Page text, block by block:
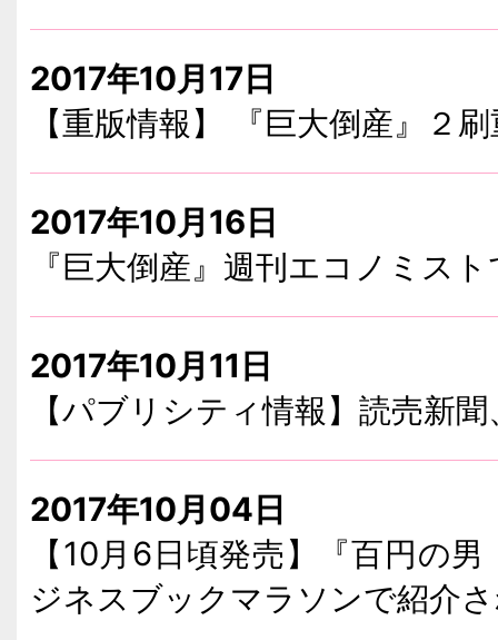
2017年10月17日
【重版情報】 『巨大倒産』２
2017年10月16日
『巨大倒産』週刊エコノミス
2017年10月11日
【パブリシティ情報】読売新
2017年10月04日
【10月6日頃発売】『百円の
ジネスブックマラソンで紹介